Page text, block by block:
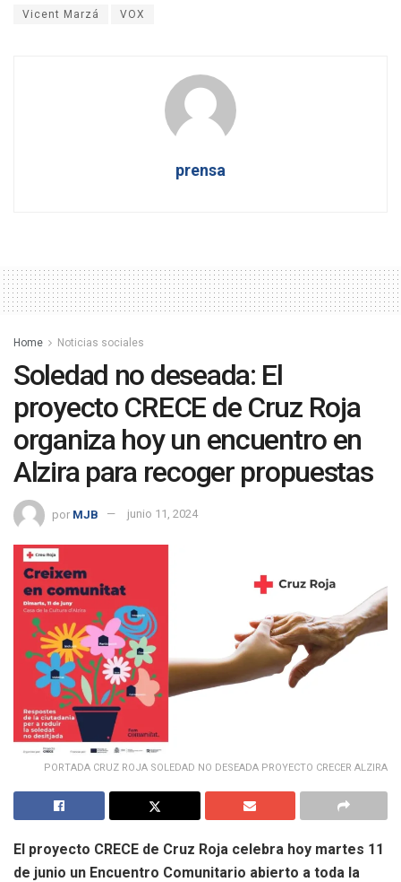
Vicent Marzá VOX
prensa
Home Noticias sociales
Soledad no deseada: El
proyecto CRECE de Cruz Roja
organiza hoy un encuentro en
Alzira para recoger propuestas
por MJB junio 11, 2024
PORTADA CRUZ ROJA SOLEDAD NO DESEADA PROYECTO CRECER ALZIRA
El proyecto CRECE de Cruz Roja celebra hoy martes 11
de junio un Encuentro Comunitario abierto a toda la